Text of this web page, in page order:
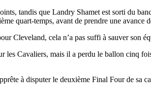
tandis que Landry Shamet est sorti du
quart-temps, avant de prendre une avance
Cleveland, cela n’a pas suffi à sauver son
les Cavaliers, mais il a perdu le ballon cinq
à disputer le deuxième Final Four de sa